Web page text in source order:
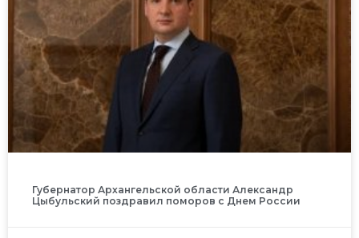
Губернатор Архангельской области Александр
Цыбульский поздравил поморов с Днем России